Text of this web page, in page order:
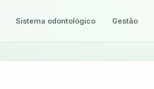
Sistema odontológico Gestão